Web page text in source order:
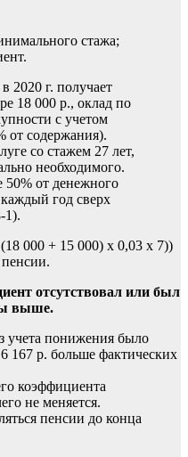
стажа;
2020 г. получает
18 000 р., оклад по
с учетом
от содержания).
со стажем 27 лет,
необходимого.
50% от денежного
каждый год сверх
1).
000 + 15 000) х 0,03 х 7))
отсутствовал или был
выше.
учета понижения было
167 р. больше фактических
коэффициента
не меняется.
пенсии до конца